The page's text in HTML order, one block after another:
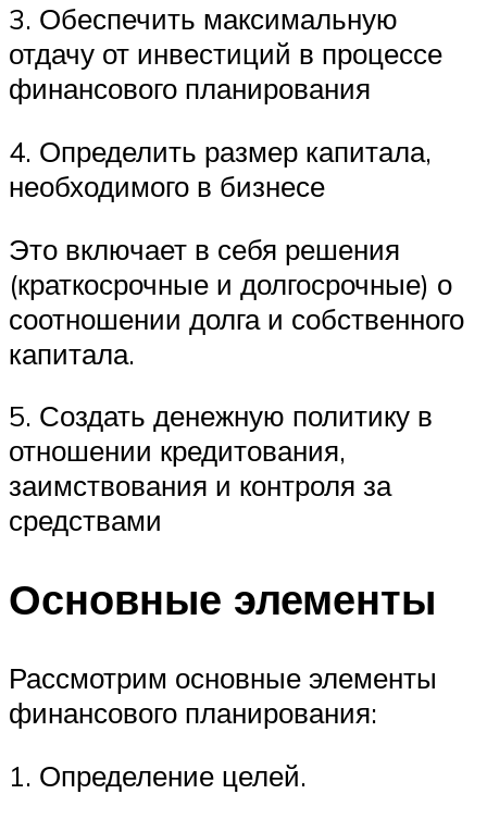
3. Обеспечить максимальную
отдачу от инвестиций в процессе
финансового планирования
4. Определить размер капитала,
необходимого в бизнесе
Это включает в себя решения
(краткосрочные и долгосрочные) о
соотношении долга и собственного
капитала.
5. Создать денежную политику в
отношении кредитования,
заимствования и контроля за
средствами
Основные элементы
Рассмотрим основные элементы
финансового планирования:
1. Определение целей.